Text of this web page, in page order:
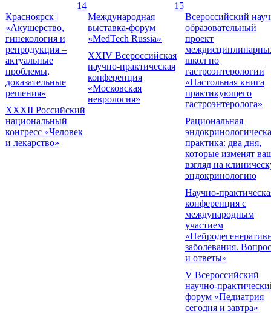
14
Красноярск |
«Акушерство,
гинекология и
репродукция –
актуальные
проблемы,
доказательные
решения»
XXXII Российский
национальный
конгресс «Человек
и лекарство»
15
Международная
выставка-форум
«MedTech Russia»
XXIV Всероссийская
научно-практическая
конференция
«Московская
неврология»
Всероссийский
образовательный
проект
школ по
гастроэнтерологии
«Настольная книга
практикующего
гастроэнтеролога»
Рациональная
практика: два дня,
которые изменят
взгляд на
эндокринологию
Научно-
конференция с
международным
участием
заболевания.
и ответы»
V Всероссийский
научно-
форум «Педиатрия
сегодня и завтра»